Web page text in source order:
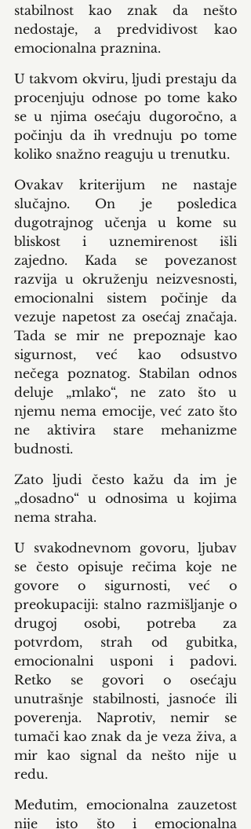
stabilnost kao znak da nešto
nedostaje, a predvidivost kao
emocionalna praznina.
U takvom okviru, ljudi prestaju da
procenjuju odnose po tome kako
se u njima osećaju dugoročno, a
počinju da ih vrednuju po tome
koliko snažno reaguju u trenutku.
Ovakav kriterijum ne nastaje
slučajno. On je posledica
dugotrajnog učenja u kome su
bliskost i uznemirenost išli
zajedno. Kada se povezanost
razvija u okruženju neizvesnosti,
emocionalni sistem počinje da
vezuje napetost za osećaj značaja.
Tada se mir ne prepoznaje kao
sigurnost, već kao odsustvo
nečega poznatog. Stabilan odnos
deluje „mlako“, ne zato što u
njemu nema emocije, već zato što
ne aktivira stare mehanizme
budnosti.
Zato ljudi često kažu da im je
„dosadno“ u odnosima u kojima
nema straha.
U svakodnevnom govoru, ljubav
se često opisuje rečima koje ne
govore o sigurnosti, već o
preokupaciji: stalno razmišljanje o
drugoj osobi, potreba za
potvrdom, strah od gubitka,
emocionalni usponi i padovi.
Retko se govori o osećaju
unutrašnje stabilnosti, jasnoće ili
poverenja. Naprotiv, nemir se
tumači kao znak da je veza živa, a
mir kao signal da nešto nije u
redu.
Međutim, emocionalna zauzetost
nije isto što i emocionalna